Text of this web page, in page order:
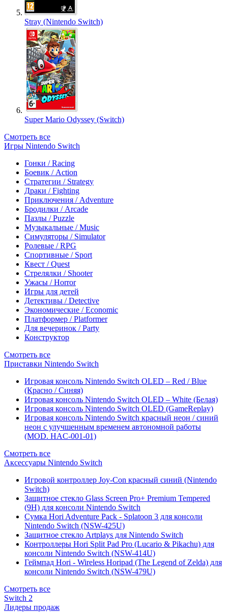
Stray (Nintendo Switch)
Super Mario Odyssey (Switch)
Смотреть все
Игры Nintendo Switch
Гонки / Racing
Боевик / Action
Стратегии / Strategy
Драки / Fighting
Приключения / Adventure
Бродилки / Arcade
Пазлы / Puzzle
Музыкальные / Music
Симуляторы / Simulator
Ролевые / RPG
Спортивные / Sport
Квест / Quest
Стрелялки / Shooter
Ужасы / Horror
Игры для детей
Детективы / Detective
Экономические / Economic
Платформер / Platformer
Для вечеринок / Party
Конструктор
Смотреть все
Приставки Nintendo Switch
Игровая консоль Nintendo Switch OLED – Red / Blue
(Красно / Синяя)
Игровая консоль Nintendo Switch OLED – White (Белая)
Игровая консоль Nintendo Switch OLED (GameReplay)
Игровая консоль Nintendo Switch красный неон / синий
неон с улучшенным временем автономной работы
(MOD. HAC-001-01)
Смотреть все
Аксессуары Nintendo Switch
Игровой контроллер Joy-Con красный синий (Nintendo
Switch)
Защитное стекло Glass Screen Pro+ Premium Tempered
(9H) для консоли Nintendo Switch
Сумка Hori Adventure Pack - Splatoon 3 для консоли
Nintendo Switch (NSW-425U)
Защитное стекло Artplays для Nintendo Switch
Контроллеры Hori Split Pad Pro (Lucario & Pikachu) для
консоли Nintendo Switch (NSW-414U)
Геймпад Hori - Wireless Horipad (The Legend of Zelda) для
консоли Nintendo Switch (NSW-479U)
Смотреть все
Switch 2
Лидеры продаж